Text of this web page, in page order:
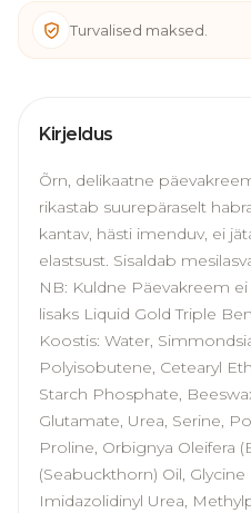
Turvalised maksed.
Kirjeldus
Õrn, delikaatne
rikastab suurepäraselt
kantav, hästi imenduv, ei
elastsust. Sisaldab
NB: Kuldne Päevakreem
lisaks Liquid Gold Triple
Koostis: Water,
Polyisobutene, Cetearyl
Starch Phosphate,
Glutamate, Urea, Serine,
Proline, Orbignya Oleifera
(Seabuckthorn) Oil,
Imidazolidinyl Urea,